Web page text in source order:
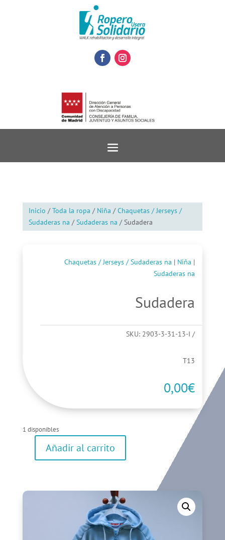
Inicio /Toda la ropa / Niña /Chaquetas / Jerseys /
Sudaderas na /Sudaderas na / Sudadera
Chaquetas / Jerseys / Sudaderas na | Niña |
Sudaderas na
Sudadera
SKU: 2903-3-31-13-I
T13
0,00€
1 disponibles
SudaderaAñadir al carrito